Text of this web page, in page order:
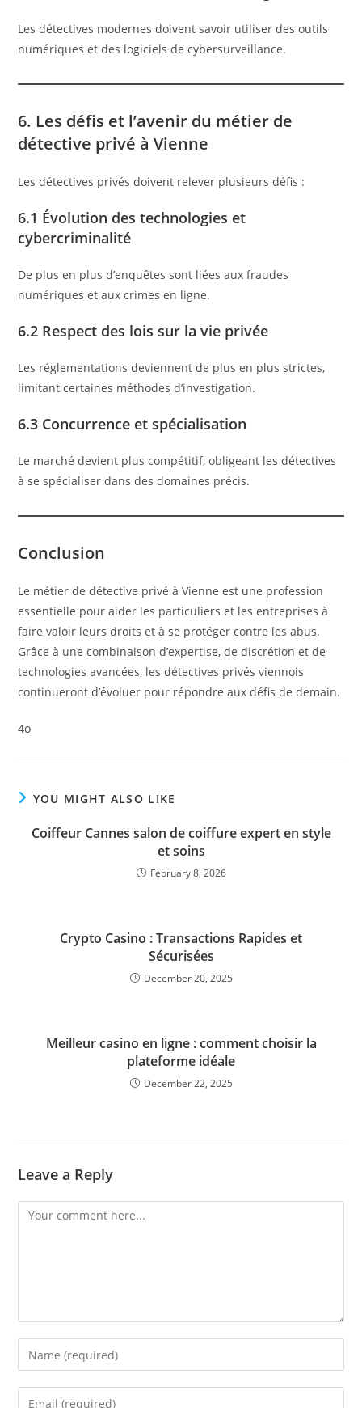
Les détectives modernes doivent savoir utiliser des outils
numériques et des logiciels de cybersurveillance.
6. Les défis et l’avenir du métier de
détective privé à Vienne
Les détectives privés doivent relever plusieurs défis :
6.1 Évolution des technologies et
cybercriminalité
De plus en plus d’enquêtes sont liées aux fraudes
numériques et aux crimes en ligne.
6.2 Respect des lois sur la vie privée
Les réglementations deviennent de plus en plus strictes,
limitant certaines méthodes d’investigation.
6.3 Concurrence et spécialisation
Le marché devient plus compétitif, obligeant les détectives
à se spécialiser dans des domaines précis.
Conclusion
Le métier de détective privé à Vienne est une profession
essentielle pour aider les particuliers et les entreprises à
faire valoir leurs droits et à se protéger contre les abus.
Grâce à une combinaison d’expertise, de discrétion et de
technologies avancées, les détectives privés viennois
continueront d’évoluer pour répondre aux défis de demain.
4o
YOU MIGHT ALSO LIKE
Coiffeur Cannes salon de coiffure expert en style
et soins
February 8, 2026
Crypto Casino : Transactions Rapides et
Sécurisées
December 20, 2025
Meilleur casino en ligne : comment choisir la
plateforme idéale
December 22, 2025
Leave a Reply
Comment
Enter
your
name
Enter